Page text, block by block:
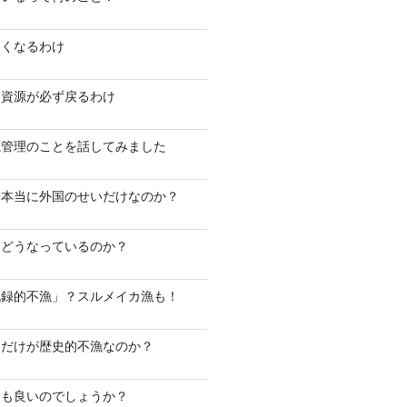
なるわけ
源が必ず戻るわけ
理のことを話してみました
当に外国のせいだけなのか？
うなっているのか？
的不漁」？スルメイカ漁も！
けが歴史的不漁なのか？
良いのでしょうか？